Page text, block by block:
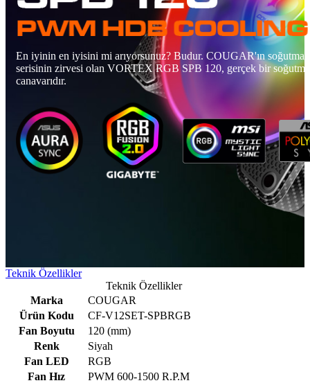
En iyinin en iyisini mi arıyorsunuz? Budur. COUGAR'ın soğutma
serisinin zirvesi olan VORTEX RGB SPB 120, gerçek bir soğutma
canavarıdır.
Teknik Özellikler
Teknik Özellikler
Marka
COUGAR
Ürün Kodu
CF-V12SET-SPBRGB
Fan Boyutu
120 (mm)
Renk
Siyah
Fan LED
RGB
Fan Hız
PWM 600-1500 R.P.M